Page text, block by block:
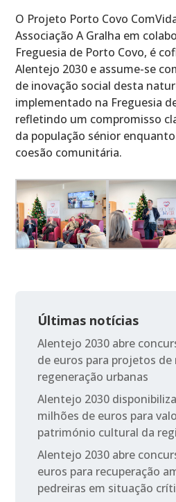
O Projeto Porto Covo
Associação A Gralha em
Freguesia de Porto Covo, é
Alentejo 2030 e assume-se
de inovação social desta
implementado na Freguesia
refletindo um compromisso
da população sénior
coesão comunitária.
Últimas notícias
Alentejo 2030 abre
de euros para projetos de
regeneração urbanas
Alentejo 2030
milhões de euros para
património cultural da
Alentejo 2030 abre
euros para recuperação
pedreiras em situação